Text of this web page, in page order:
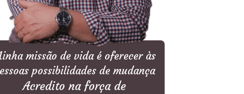
missão de vida é oferecer às
possibilidades de mudança
Acredito na força de